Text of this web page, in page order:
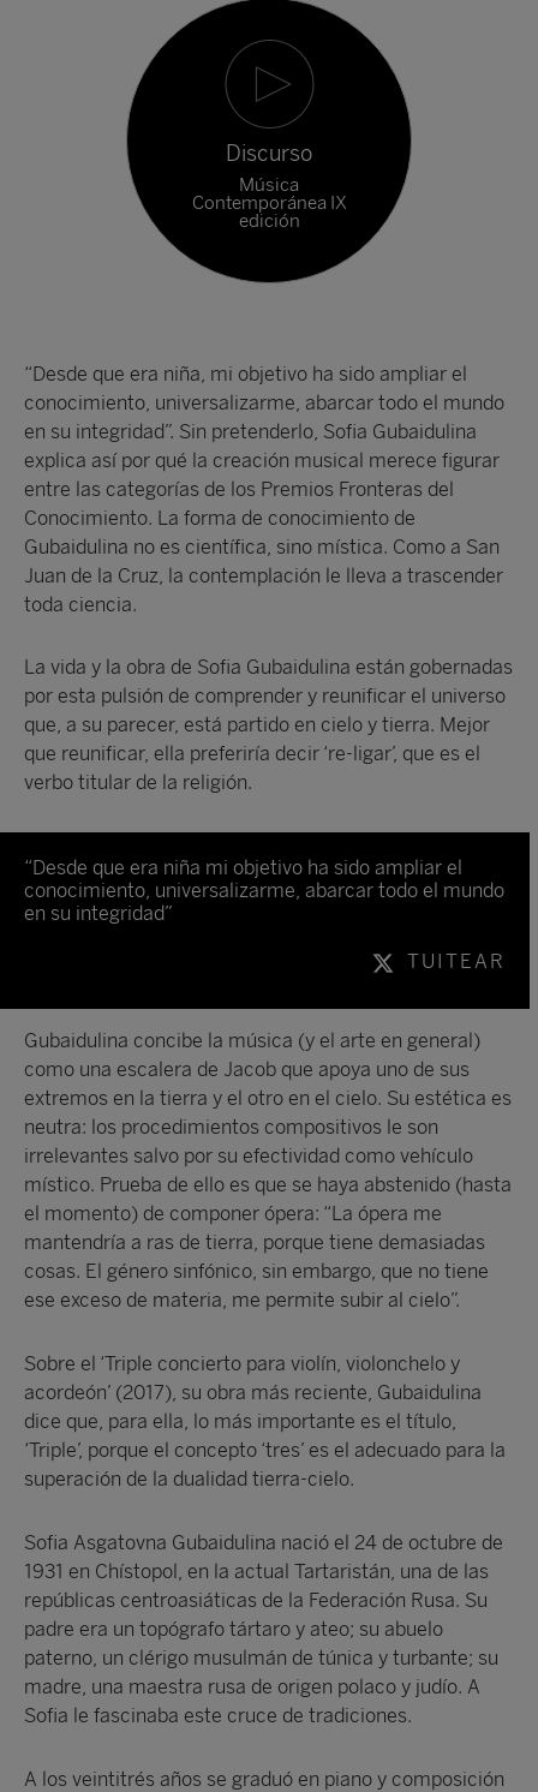
Discurso
Música
Contemporánea IX
edición
“Desde que era niña, mi objetivo ha sido ampliar el
conocimiento, universalizarme, abarcar todo el mundo
en su integridad”. Sin pretenderlo, Sofia Gubaidulina
explica así por qué la creación musical merece figurar
entre las categorías de los Premios Fronteras del
Conocimiento. La forma de conocimiento de
Gubaidulina no es científica, sino mística. Como a San
Juan de la Cruz, la contemplación le lleva a trascender
toda ciencia.
La vida y la obra de Sofia Gubaidulina están gobernadas
por esta pulsión de comprender y reunificar el universo
que, a su parecer, está partido en cielo y tierra. Mejor
que reunificar, ella preferiría decir ‘re-ligar’, que es el
verbo titular de la religión.
“Desde que era niña mi objetivo ha sido ampliar el
conocimiento, universalizarme, abarcar todo el mundo
en su integridad”
TUITEAR
Gubaidulina concibe la música (y el arte en general)
como una escalera de Jacob que apoya uno de sus
extremos en la tierra y el otro en el cielo. Su estética es
neutra: los procedimientos compositivos le son
irrelevantes salvo por su efectividad como vehículo
místico. Prueba de ello es que se haya abstenido (hasta
el momento) de componer ópera: “La ópera me
mantendría a ras de tierra, porque tiene demasiadas
cosas. El género sinfónico, sin embargo, que no tiene
ese exceso de materia, me permite subir al cielo”.
Sobre el ‘Triple concierto para violín, violonchelo y
acordeón’ (2017), su obra más reciente, Gubaidulina
dice que, para ella, lo más importante es el título,
‘Triple’, porque el concepto ‘tres’ es el adecuado para la
superación de la dualidad tierra-cielo.
Sofia Asgatovna Gubaidulina nació el 24 de octubre de
1931 en Chístopol, en la actual Tartaristán, una de las
repúblicas centroasiáticas de la Federación Rusa. Su
padre era un topógrafo tártaro y ateo; su abuelo
paterno, un clérigo musulmán de túnica y turbante; su
madre, una maestra rusa de origen polaco y judío. A
Sofia le fascinaba este cruce de tradiciones.
A los veintitrés años se graduó en piano y composición